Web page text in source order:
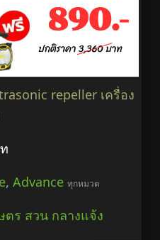
repeller เครื่อง
, Advance ทุกหมวด
ตร สวน กลางแจ้ง